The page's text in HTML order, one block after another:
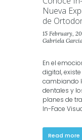
Nueva
de
15 February,
Gabriela
En el
digital,
cambiando
dentales y
planes de
In-Face
Read more